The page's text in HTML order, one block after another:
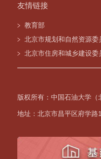
友情链接
教育部
北京市规划和自然资源委
北京市住房和城乡建设委
版权所有：中国石油大学（
地址：北京市昌平区府学路